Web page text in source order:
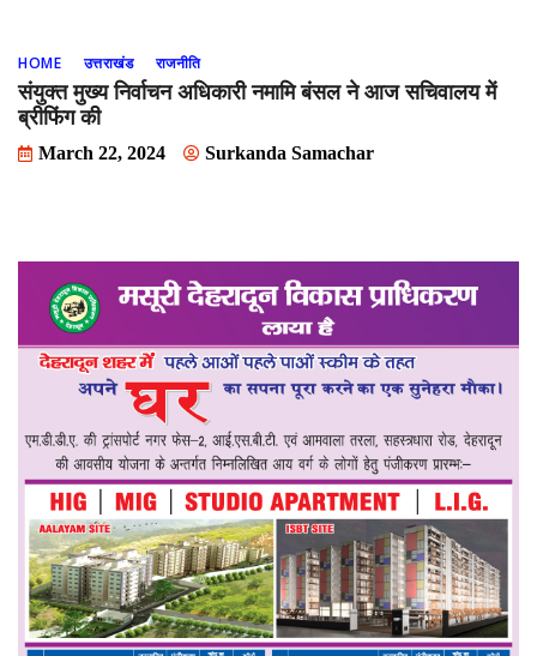
HOME उत्तराखंड राजनीति
संयुक्त मुख्य निर्वाचन अधिकारी नमामि बंसल ने आज सचिवालय में
ब्रीफिंग की
March 22, 2024 Surkanda Samachar